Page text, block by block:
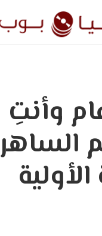
وأنتِ
الساهر